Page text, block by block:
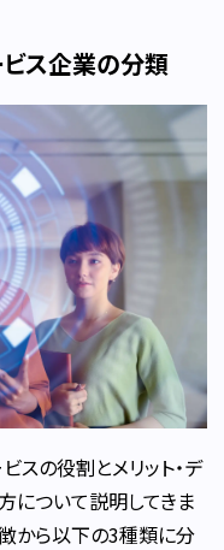
ビス企業の分類
スの役割とメリット・デ
について説明してきま
から以下の3種類に分